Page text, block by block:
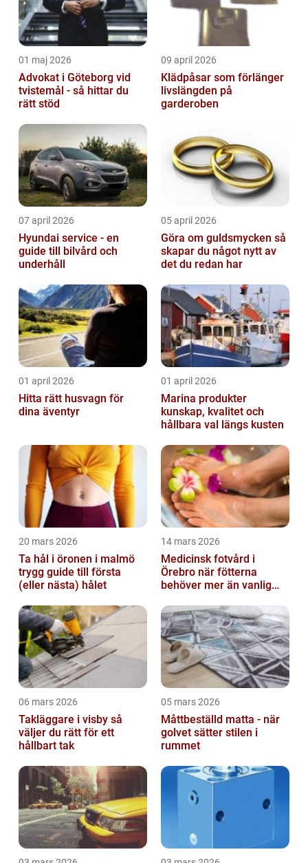
01 maj 2026
Advokat i Göteborg vid
tvistemål - så hittar du
rätt stöd
09 april 2026
Klädpåsar som förlänger
livslängden på
garderoben
07 april 2026
Hyundai service - en
guide till bilvård och
underhåll
05 april 2026
Göra om guldsmycken så
skapar du något nytt av
det du redan har
01 april 2026
Hitta rätt husvagn för
dina äventyr
01 april 2026
Marina produkter
kunskap, kvalitet och
hållbara val längs kusten
20 mars 2026
Ta hål i öronen i malmö
trygg guide till första
(eller nästa) hålet
14 mars 2026
Medicinsk fotvård i
Örebro när fötterna
behöver mer än vanlig
06 mars 2026
Takläggare i visby så
väljer du rätt för ett
hållbart tak
05 mars 2026
Måttbeställd matta - när
golvet sätter stilen i
rummet